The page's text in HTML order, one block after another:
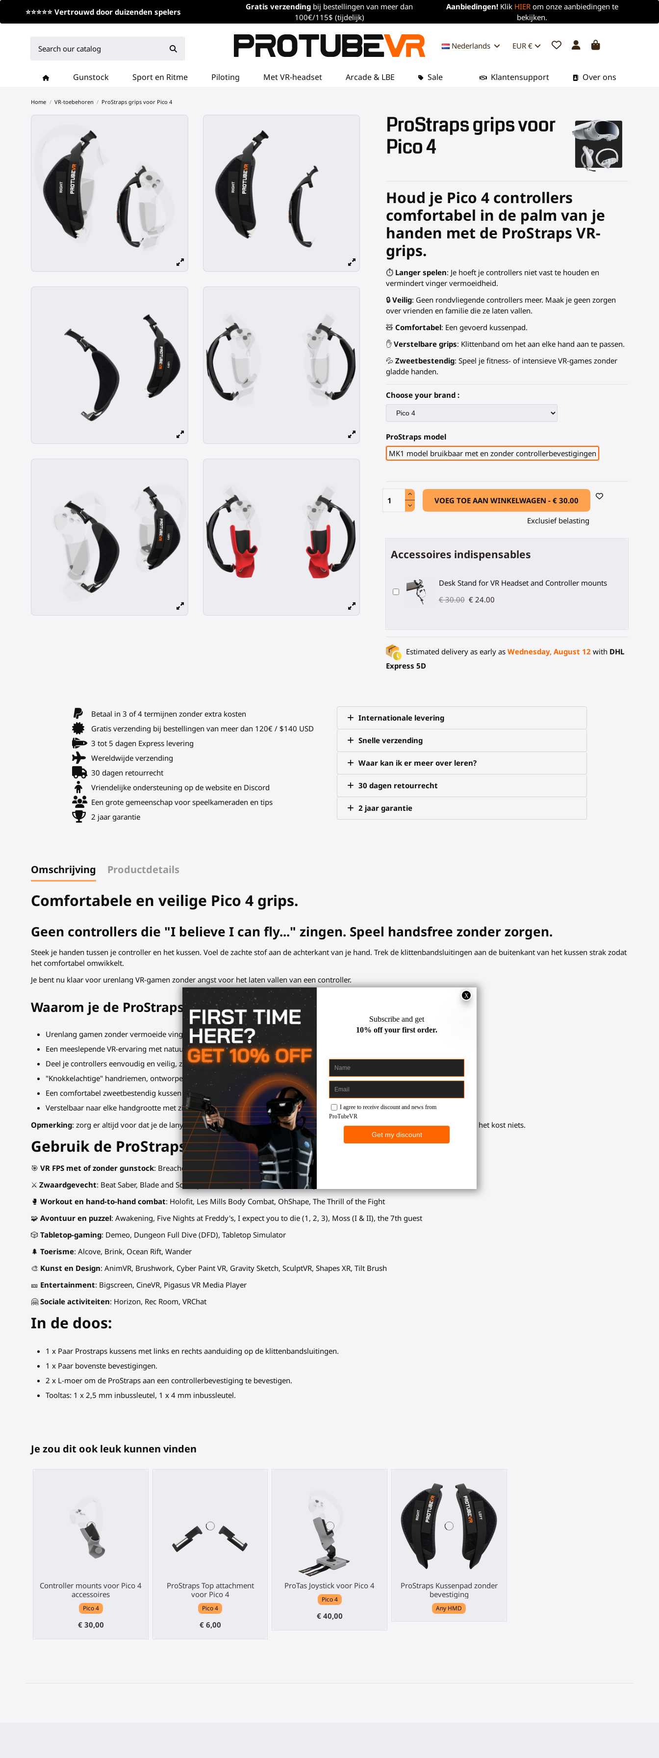
⭐⭐⭐⭐⭐ Vertrouwd door duizenden spelers
Gratis verzending bij bestellingen van meer dan
100€/115$ (tijdelijk)
Aanbiedingen!Klik HIER om onze aanbiedingen te
bekijken.
EUR €
Nederlands
Gunstock Sport en Ritme Piloting Met VR-headset Arcade & LBE Sale Over ons
Klantensupport
Home VR-toebehoren ProStraps grips voor Pico 4
ProStraps grips voor
Pico 4
Houd je Pico 4 controllers
comfortabel in de palm van je
handen met de ProStraps VR-
grips.
⏱️ Langer spelen: Je hoeft je controllers niet vast te houden en
vermindert vinger vermoeidheid.
🔒 Veilig: Geen rondvliegende controllers meer. Maak je geen zorgen
over vrienden en familie die ze laten vallen.
🧸 Comfortabel: Een gevoerd kussenpad.
✋ Verstelbare grips: Klittenband om het aan elke hand aan te passen.
💦 Zweetbestendig: Speel je fitness- of intensieve VR-games zonder
gladde handen.
Choose your brand :
ProStraps model
MK1 model bruikbaar met en zonder controllerbevestigingen
VOEG TOE AAN WINKELWAGEN -€ 30.00
Exclusief belasting
Accessoires indispensables
Desk Stand for VR Headset and Controller mounts
€ 30.00 € 24.00
Estimated delivery as early as Wednesday, August 12 with DHL
Express 5D
Betaal in 3 of 4 termijnen zonder extra kosten
Gratis verzending bij bestellingen van meer dan 120€ / $140 USD
3 tot 5 dagen Express levering
Wereldwijde verzending
30 dagen retourrecht
Vriendelijke ondersteuning op de website en Discord
Een grote gemeenschap voor speelkameraden en tips
2 jaar garantie
Internationale levering
Snelle verzending
Waar kan ik er meer over leren?
30 dagen retourrecht
2 jaar garantie
Omschrijving Productdetails
Comfortabele en veilige Pico 4 grips.
Geen controllers die "I believe I can fly..." zingen. Speel handsfree zonder zorgen.
Steek je handen tussen je controller en het kussen. Voel de zachte stof aan de achterkant van je hand. Trek de klittenbandsluitingen aan de buitenkant van het kussen strak zodat
het comfortabel omwikkelt.
Je bent nu klaar voor urenlang VR-gamen zonder angst voor het laten vallen van een controller.
Waarom je de ProStraps VR-grips nodig hebt:
Urenlang gamen zonder vermoeide vingers.
Een meeslepende VR-ervaring met natuurlijke interacties.
Deel je controllers eenvoudig en veilig, zelfs met mensen die VR ontdekken.
"Knokkelachtige" handriemen, ontworpen voor veiligheid, vergelijkbaar met professionele camerariemen.
Een comfortabel zweetbestendig kussen voor de meest veeleisende games en workouts.
Verstelbaar naar elke handgrootte met zijn elastische klittenbandsluitingen.
Opmerking: zorg er altijd voor dat je de lanyards van je controllers om je polsen doet. Het is een verplichte veiligheidsmaatregel en het kost niets.
Gebruik de ProStraps in een breed scala aan spellen:
🎯VR FPS met of zonder gunstock: Breachers, Ghosts of Tabor, Onward, Pavlov, The Light Brigade
⚔Zwaardgevecht: Beat Saber, Blade and Sorcery, Broken Edge, Everslaught, Until you fall
🥊Workout en hand-to-hand combat: Holofit, Les Mills Body Combat, OhShape, The Thrill of the Fight
🧩Avontuur en puzzel: Awakening, Five Nights at Freddy's, I expect you to die (1, 2, 3), Moss (I & II), the 7th guest
🎲Tabletop-gaming: Demeo, Dungeon Full Dive (DFD), Tabletop Simulator
🌲Toerisme: Alcove, Brink, Ocean Rift, Wander
🎨 Kunst en Design: AnimVR, Brushwork, Cyber Paint VR, Gravity Sketch, SculptVR, Shapes XR, Tilt Brush
🎫 Entertainment: Bigscreen, CineVR, Pigasus VR Media Player
🤗Sociale activiteiten: Horizon, Rec Room, VRChat
In de doos:
1 x Paar Prostraps kussens met links en rechts aanduiding op de klittenbandsluitingen.
1 x Paar bovenste bevestigingen.
2 x L-moer om de ProStraps aan een controllerbevestiging te bevestigen.
Tooltas: 1 x 2,5 mm inbussleutel, 1 x 4 mm inbussleutel.
Je zou dit ook leuk kunnen vinden
Controller mounts voor Pico 4
accessoires
Pico 4
€ 30,00
ProStraps Top attachment
voor Pico 4
Pico 4
€ 6,00
ProTas Joystick voor Pico 4
Pico 4
€ 40,00
ProStraps Kussenpad zonder
bevestiging
Any HMD